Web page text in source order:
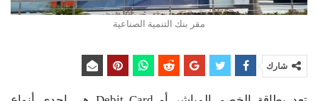
مقر بنك التنمية الصناعية
شارك